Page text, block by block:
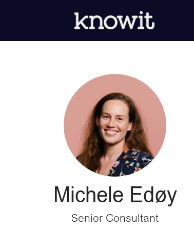
Michele Edøy
Senior Consultant